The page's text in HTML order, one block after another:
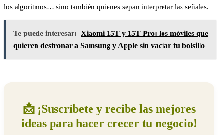
los algoritmos… sino también quienes sepan interpretar las señales.
Te puede interesar: Xiaomi 15T y 15T Pro: los móviles que
quieren destronar a Samsung y Apple sin vaciar tu bolsillo
📩 ¡Suscríbete y recibe las mejores
ideas para hacer crecer tu negocio!